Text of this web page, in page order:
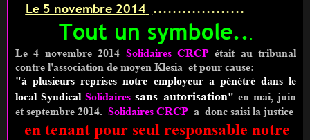
Le 5 novembre 2014 ...................
Tout un symbole...
Le 4 novembre 2014 Solidaires CRCPétait au tribunal
contre l'association de moyen Klesia et pour cause:
"à plusieurs reprises notre employeur a pénétré dans le
local SyndicalSolidaires sans autorisation" en mai, juin
et septembre 2014. Solidaires CRCP a donc saisi la justice
en tenant pour seul responsable notre